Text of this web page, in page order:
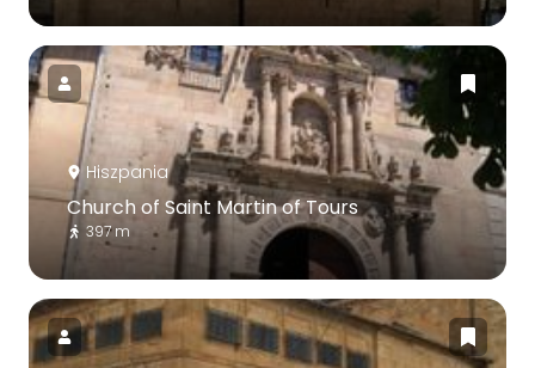
Hiszpania
Church of Saint Martin of Tours
397 m